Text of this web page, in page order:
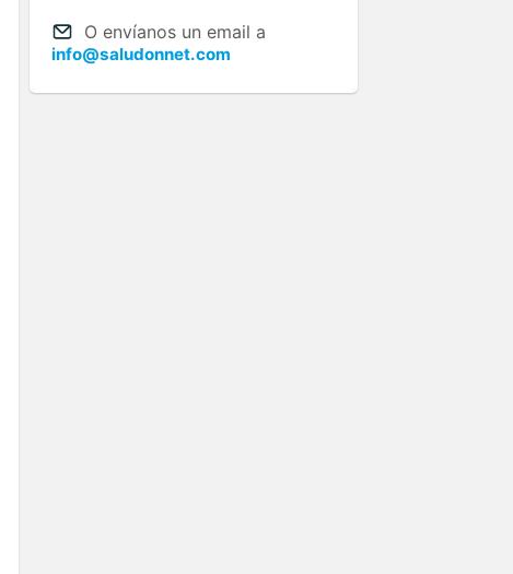
O envíanos un email a
info@saludonnet.com